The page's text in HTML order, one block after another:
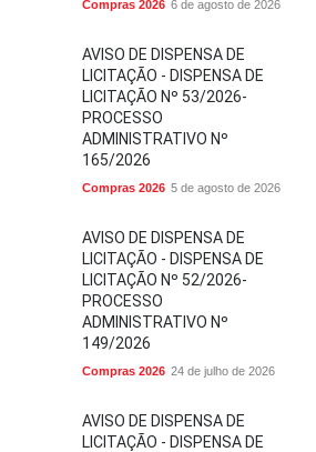
Compras 2026 6 de agosto de 2026
AVISO DE DISPENSA DE
LICITAÇÃO - DISPENSA DE
LICITAÇÃO Nº 53/2026-
PROCESSO
ADMINISTRATIVO Nº
165/2026
Compras 2026 5 de agosto de 2026
AVISO DE DISPENSA DE
LICITAÇÃO - DISPENSA DE
LICITAÇÃO Nº 52/2026-
PROCESSO
ADMINISTRATIVO Nº
149/2026
Compras 2026 24 de julho de 2026
AVISO DE DISPENSA DE
LICITAÇÃO - DISPENSA DE